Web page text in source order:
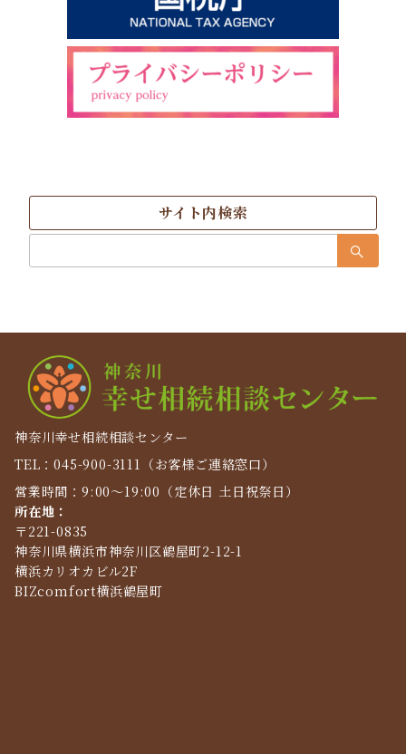
サイト内検索
索：
神奈川幸せ相続相談センター
TEL：045-900-3111（お客様ご連絡窓口）
営業時間：9:00～19:00（定休日 土日祝祭日）
所在地：
〒221-0835
神奈川県横浜市神奈川区鶴屋町2-12-1
横浜カリオカビル2F
BIZcomfort横浜鶴屋町